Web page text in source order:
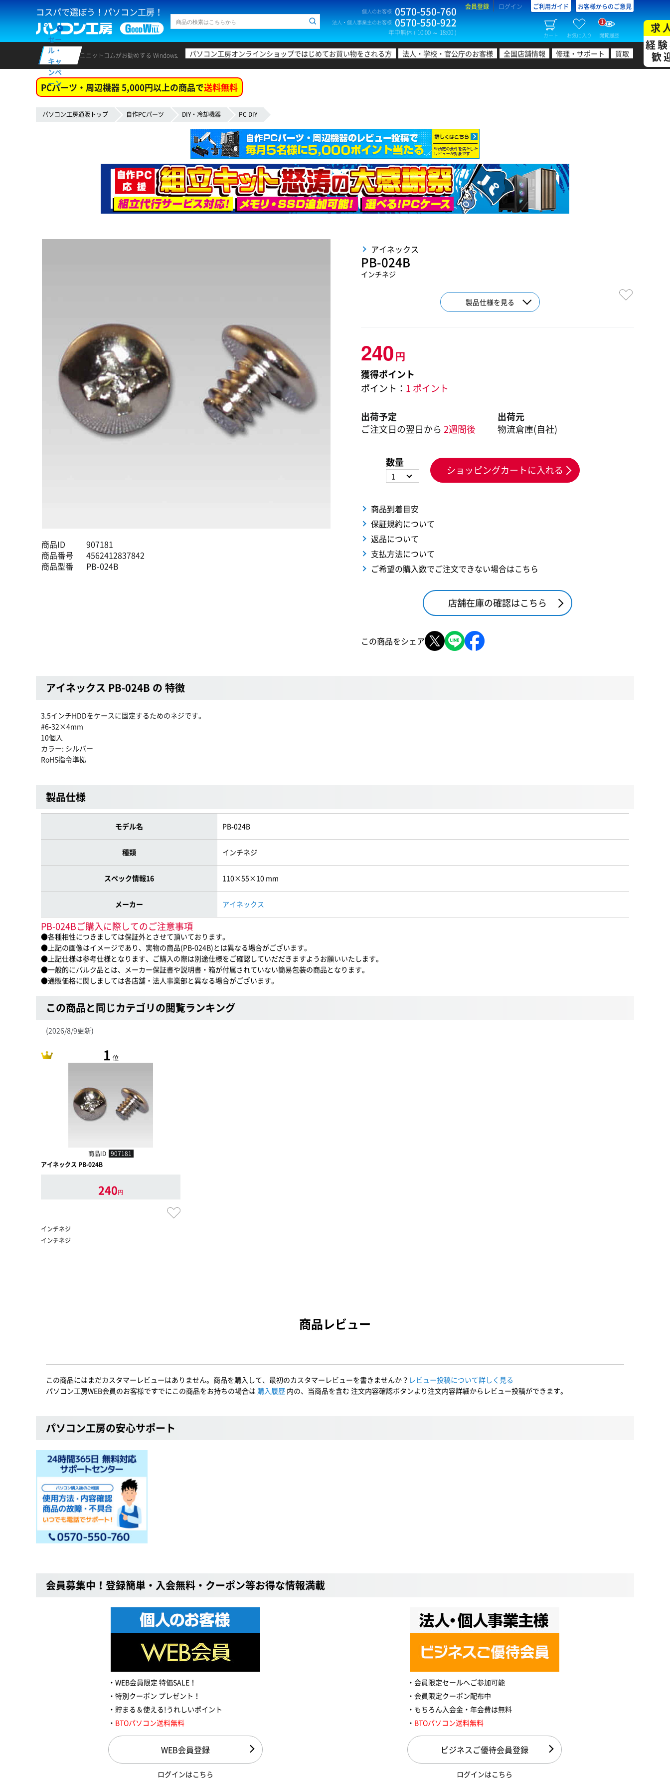
コスパで選ぼう！パソコン工房！ 個人のお客様 0570-550-760
法人・個人事業主のお客様 0570-550-922
年中無休 ( 10:00 ～ 18:00 )
会員登録 ログイン ご利用ガイド お客様からのご意見
カート お気に入り 閲覧履歴
1
セー
ル・
キャ
ンペ
ーン
ユニットコムがお勧めする Windows. パソコン工房オンラインショップではじめてお買い物をされる方 法人・学校・官公庁のお客様 全国店舗情報 修理・サポート 買取
求
経
歓
PCパーツ・周辺機器 5,000円以上の商品で送料無料
パソコン工房通販トップ 自作PCパーツ DIY・冷却機器 PC DIY
商品ID
907181
商品番号
4562412837842
商品型番
PB-024B
アイネックス
PB-024B
インチネジ
製品仕様を見る
240円
獲得ポイント
ポイント： 1 ポイント
出荷予定
ご注文日の翌日から 2週間後
出荷元
物流倉庫(自社)
数量
1 ショッピングカートに入れる
商品到着目安
保証規約について
返品について
支払方法について
ご希望の購入数でご注文できない場合はこちら
店舗在庫の確認はこちら
この商品をシェア
アイネックス PB-024B の 特徴
3.5インチHDDをケースに固定するためのネジです。
#6-32×4mm
10個入
カラー: シルバー
RoHS指令準拠
製品仕様
モデル名 PB-024B
種類 インチネジ
スペック情報16 110×55×10 mm
メーカー アイネックス
PB-024Bご購入に際してのご注意事項
●各種相性につきましては保証外とさせて頂いております。
●上記の画像はイメージであり、実物の商品(PB-024B)とは異なる場合がございます。
●上記仕様は参考仕様となります、ご購入の際は別途仕様をご確認していだだきますようお願いいたします。
●一般的にバルク品とは、メーカー保証書や説明書・箱が付属されていない簡易包装の商品となります。
●通販価格に関しましては各店舗・法人事業部と異なる場合がございます。
この商品と同じカテゴリの閲覧ランキング
(2026/8/9更新)
1 位
商品ID 907181
アイネックス PB-024B
240円
インチネジ
インチネジ
商品レビュー
この商品にはまだカスタマーレビューはありません。商品を購入して、最初のカスタマーレビューを書きませんか？ レビュー投稿について詳しく見る
パソコン工房WEB会員のお客様ですでにこの商品をお持ちの場合は 購入履歴 内の、当商品を含む 注文内容確認ボタンより注文内容詳細からレビュー投稿ができます。
パソコン工房の安心サポート
会員募集中！登録簡単・入会無料・クーポン等お得な情報満載
WEB会員限定 特価SALE！
特別クーポン プレゼント！
貯まる＆使える!うれしいポイント
BTOパソコン送料無料
WEB会員登録
ログインはこちら
会員限定セールへご参加可能
会員限定クーポン配布中
もちろん入会金・年会費は無料
BTOパソコン送料無料
ビジネスご優待会員登録
ログインはこちら